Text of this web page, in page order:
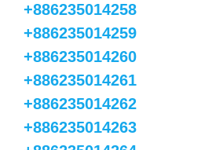
+886235014258
+886235014259
+886235014260
+886235014261
+886235014262
+886235014263